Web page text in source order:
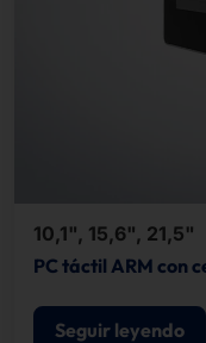
10,1", 15,6", 21,5"
PC táctil ARM con
Seguir leyendo